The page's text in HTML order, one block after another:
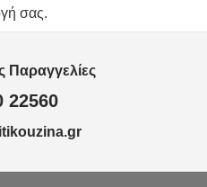
σας.
Παραγγελίες
22560